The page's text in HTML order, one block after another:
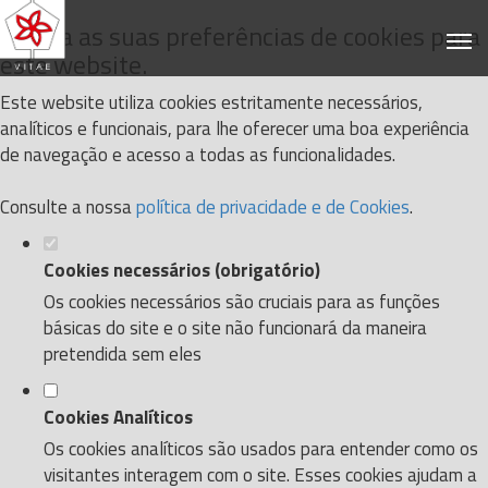
Defina as suas preferências de cookies para
este website.
Este website utiliza cookies estritamente necessários,
analíticos e funcionais, para lhe oferecer uma boa experiência
de navegação e acesso a todas as funcionalidades.
Consulte a nossapolítica de privacidade e de Cookies.
Cookies necessários (obrigatório)
Os cookies necessários são cruciais para as funções
básicas do site e o site não funcionará da maneira
pretendida sem eles
Cookies Analíticos
Os cookies analíticos são usados para entender como os
visitantes interagem com o site. Esses cookies ajudam a